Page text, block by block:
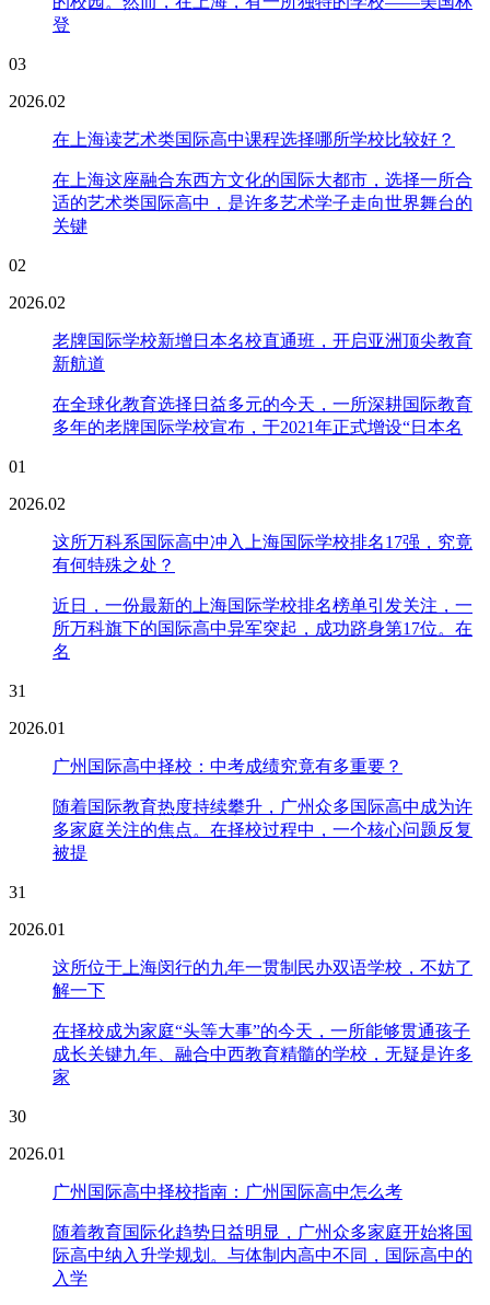
登
03
2026.02
在上海读艺术类国际高中课程选择哪所学校比较好？
在上海这座融合东西方文化的国际大都市，选择一所合
适的艺术类国际高中，是许多艺术学子走向世界舞台的
关键
02
2026.02
老牌国际学校新增日本名校直通班，开启亚洲顶尖教育
新航道
在全球化教育选择日益多元的今天，一所深耕国际教育
多年的老牌国际学校宣布，于2021年正式增设“日本名
01
2026.02
这所万科系国际高中冲入上海国际学校排名17强，究竟
有何特殊之处？
近日，一份最新的上海国际学校排名榜单引发关注，一
所万科旗下的国际高中异军突起，成功跻身第17位。在
名
31
2026.01
广州国际高中择校：中考成绩究竟有多重要？
随着国际教育热度持续攀升，广州众多国际高中成为许
多家庭关注的焦点。在择校过程中，一个核心问题反复
被提
31
2026.01
这所位于上海闵行的九年一贯制民办双语学校，不妨了
解一下
在择校成为家庭“头等大事”的今天，一所能够贯通孩子
成长关键九年、融合中西教育精髓的学校，无疑是许多
家
30
2026.01
广州国际高中择校指南：广州国际高中怎么考
随着教育国际化趋势日益明显，广州众多家庭开始将国
际高中纳入升学规划。与体制内高中不同，国际高中的
入学